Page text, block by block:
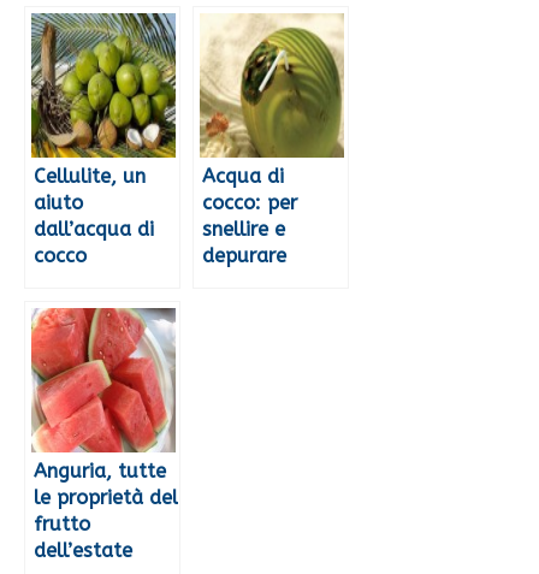
Cellulite, un
aiuto
dall’acqua di
cocco
Acqua di
cocco: per
snellire e
depurare
Anguria, tutte
le proprietà del
frutto
dell’estate